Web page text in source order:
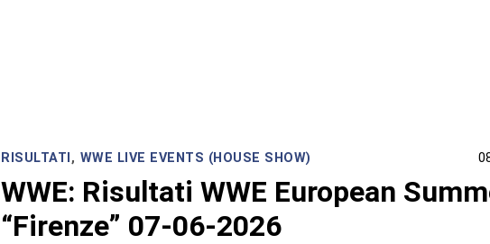
RISULTATI, WWE LIVE EVENTS (HOUSE SHOW)
WWE: Risultati WWE European
“Firenze” 07-06-2026